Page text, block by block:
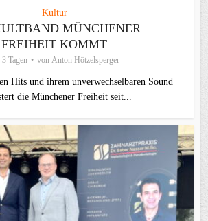
Kultur
MÜNCHENER
FREIHEIT KOMMT
Tagen von Anton Hötzelsperger
Hits und ihrem unverwechselbaren Sound
die Münchener Freiheit seit...